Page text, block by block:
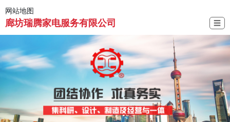
网站地图
廊坊瑞腾家电服务有限公司 ☰